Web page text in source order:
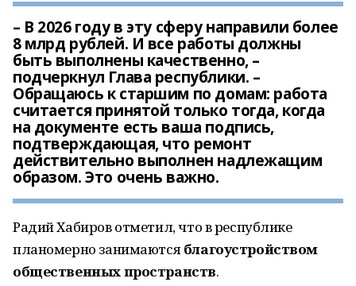
– В 2026 году в эту сферу направили более
8 млрд рублей. И все работы должны
быть выполнены качественно, –
подчеркнул Глава республики. –
Обращаюсь к старшим по домам: работа
считается принятой только тогда, когда
на документе есть ваша подпись,
подтверждающая, что ремонт
действительно выполнен надлежащим
образом. Это очень важно.
Радий Хабиров отметил, что в республике
планомерно занимаютсяблагоустройством
общественных пространств.